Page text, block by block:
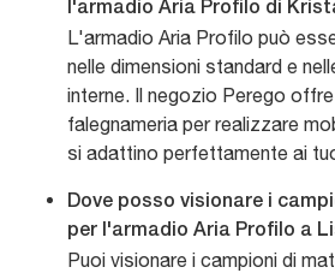
l'armadio Aria Profilo di
L'armadio Aria Profilo può
nelle dimensioni standard e
interne. Il negozio Perego
falegnameria per realizzare
si adattino perfettamente ai
Dove posso visionare i
per l'armadio Aria Profilo a
Puoi visionare i campioni di